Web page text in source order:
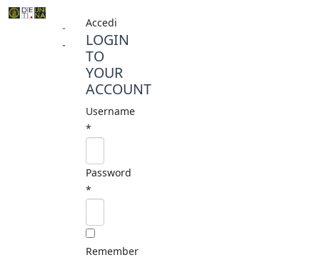
Accedi
LOGIN
TO
YOUR
ACCOUNT
Username
*
Password
*
Remember